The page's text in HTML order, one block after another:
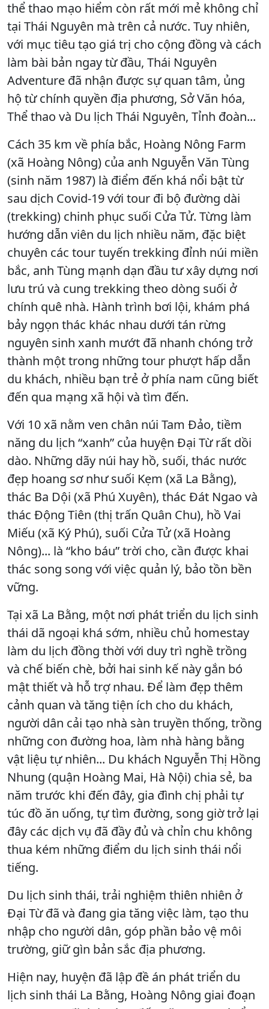
thể thao mạo hiểm còn rất mới mẻ không chỉ
tại Thái Nguyên mà trên cả nước. Tuy nhiên,
với mục tiêu tạo giá trị cho cộng đồng và cách
làm bài bản ngay từ đầu, Thái Nguyên
Adventure đã nhận được sự quan tâm, ủng
hộ từ chính quyền địa phương, Sở Văn hóa,
Thể thao và Du lịch Thái Nguyên, Tỉnh đoàn...
Cách 35 km về phía bắc, Hoàng Nông Farm
(xã Hoàng Nông) của anh Nguyễn Văn Tùng
(sinh năm 1987) là điểm đến khá nổi bật từ
sau dịch Covid-19 với tour đi bộ đường dài
(trekking) chinh phục suối Cửa Tử. Từng làm
hướng dẫn viên du lịch nhiều năm, đặc biệt
chuyên các tour tuyến trekking đỉnh núi miền
bắc, anh Tùng mạnh dạn đầu tư xây dựng nơi
lưu trú và cung trekking theo dòng suối ở
chính quê nhà. Hành trình bơi lội, khám phá
bảy ngọn thác khác nhau dưới tán rừng
nguyên sinh xanh mướt đã nhanh chóng trở
thành một trong những tour phượt hấp dẫn
du khách, nhiều bạn trẻ ở phía nam cũng biết
đến qua mạng xã hội và tìm đến.
Với 10 xã nằm ven chân núi Tam Đảo, tiềm
năng du lịch “xanh” của huyện Đại Từ rất dồi
dào. Những dãy núi hay hồ, suối, thác nước
đẹp hoang sơ như suối Kẹm (xã La Bằng),
thác Ba Dội (xã Phú Xuyên), thác Đát Ngao và
thác Động Tiên (thị trấn Quân Chu), hồ Vai
Miếu (xã Ký Phú), suối Cửa Tử (xã Hoàng
Nông)... là “kho báu” trời cho, cần được khai
thác song song với việc quản lý, bảo tồn bền
vững.
Tại xã La Bằng, một nơi phát triển du lịch sinh
thái dã ngoại khá sớm, nhiều chủ homestay
làm du lịch đồng thời với duy trì nghề trồng
và chế biến chè, bởi hai sinh kế này gắn bó
mật thiết và hỗ trợ nhau. Để làm đẹp thêm
cảnh quan và tăng tiện ích cho du khách,
người dân cải tạo nhà sàn truyền thống, trồng
những con đường hoa, làm nhà hàng bằng
vật liệu tự nhiên... Du khách Nguyễn Thị Hồng
Nhung (quận Hoàng Mai, Hà Nội) chia sẻ, ba
năm trước khi đến đây, gia đình chị phải tự
túc đồ ăn uống, tự tìm đường, song giờ trở lại
đây các dịch vụ đã đầy đủ và chỉn chu không
thua kém những điểm du lịch sinh thái nổi
tiếng.
Du lịch sinh thái, trải nghiệm thiên nhiên ở
Đại Từ đã và đang gia tăng việc làm, tạo thu
nhập cho người dân, góp phần bảo vệ môi
trường, giữ gìn bản sắc địa phương.
Hiện nay, huyện đã lập đề án phát triển du
lịch sinh thái La Bằng, Hoàng Nông giai đoạn